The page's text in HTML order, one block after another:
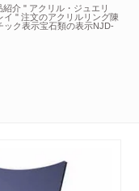
紹介 " アクリル・ジュエリ
イ " 注文のアクリルリング陳
ック表示宝石類の表示NJD-